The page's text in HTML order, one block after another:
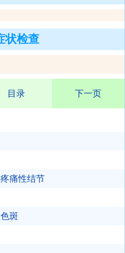
状检查
目录 下一页
痛性结节
斑